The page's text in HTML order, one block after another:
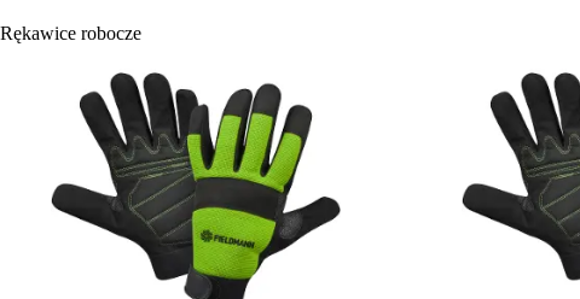
Rękawice robocze